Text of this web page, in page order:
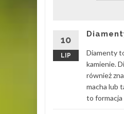
10
LIP
Diamenty
kamienie.
również
macha lub
to formacja